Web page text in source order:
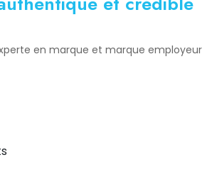
en marque et marque employeur